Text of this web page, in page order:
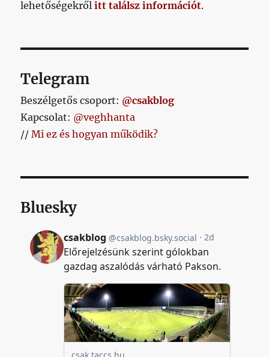
lehetőségekrőlitt találsz információt.
Telegram
Beszélgetős csoport: @csakblog
Kapcsolat: @veghhanta
//Mi ez és hogyan működik?
Bluesky